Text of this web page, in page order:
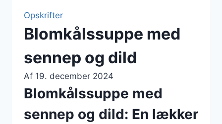
Opskrifter
Blomkålssuppe med
sennep og dild
Af 19. december 2024
Blomkålssuppe med
sennep og dild: En lækker